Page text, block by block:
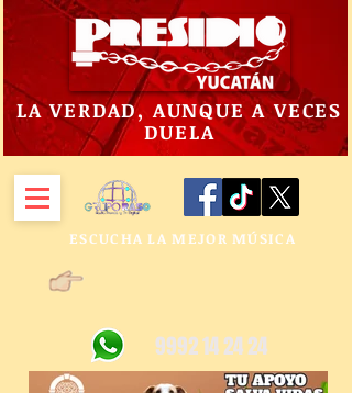
LA VERDAD, AUNQUE A VECES
DUELA
ESCUCHA LA MEJOR MÚSICA
9992 14 24 24